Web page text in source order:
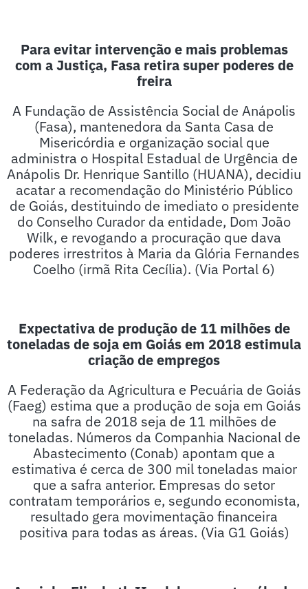
Para evitar intervenção e mais problemas
com a Justiça, Fasa retira super poderes de
freira
A Fundação de Assistência Social de Anápolis
(Fasa), mantenedora da Santa Casa de
Misericórdia e organização social que
administra o Hospital Estadual de Urgência de
Anápolis Dr. Henrique Santillo (HUANA), decidiu
acatar a recomendação do Ministério Público
de Goiás, destituindo de imediato o presidente
do Conselho Curador da entidade, Dom João
Wilk, e revogando a procuração que dava
poderes irrestritos à Maria da Glória Fernandes
Coelho (irmã Rita Cecília). (Via Portal 6)
Expectativa de produção de 11 milhões de
toneladas de soja em Goiás em 2018 estimula
criação de empregos
A Federação da Agricultura e Pecuária de Goiás
(Faeg) estima que a produção de soja em Goiás
na safra de 2018 seja de 11 milhões de
toneladas. Números da Companhia Nacional de
Abastecimento (Conab) apontam que a
estimativa é cerca de 300 mil toneladas maior
que a safra anterior. Empresas do setor
contratam temporários e, segundo economista,
resultado gera movimentação financeira
positiva para todas as áreas. (Via G1 Goiás)